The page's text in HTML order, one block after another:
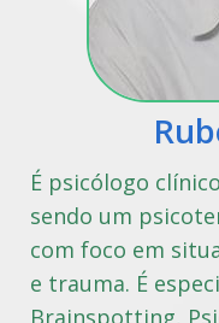
É psicólogo
sendo um
com foco em
e trauma. É
Brainspotting,